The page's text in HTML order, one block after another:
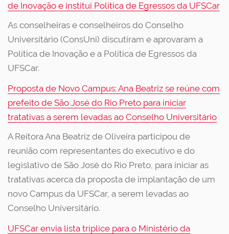
de Inovação e institui Política de Egressos da UFSCar
As conselheiras e conselheiros do Conselho
Universitário (ConsUni) discutiram e aprovaram a
Política de Inovação e a Política de Egressos da
UFSCar.
Proposta de Novo Campus: Ana Beatriz se reúne com
prefeito de São José do Rio Preto para iniciar
tratativas a serem levadas ao Conselho Universitário
A Reitora Ana Beatriz de Oliveira participou de
reunião com representantes do executivo e do
legislativo de São José do Rio Preto, para iniciar as
tratativas acerca da proposta de implantação de um
novo Campus da UFSCar, a serem levadas ao
Conselho Universitário.
UFSCar envia lista tríplice para o Ministério da